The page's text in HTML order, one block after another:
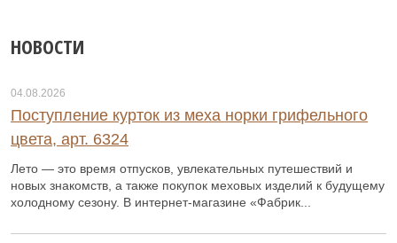
НОВОСТИ
04.08.2026
Поступление курток из меха норки грифельного
цвета, арт. 6324
Лето — это время отпусков, увлекательных путешествий и
новых знакомств, а также покупок меховых изделий к будущему
холодному сезону. В интернет-магазине «Фабрик...